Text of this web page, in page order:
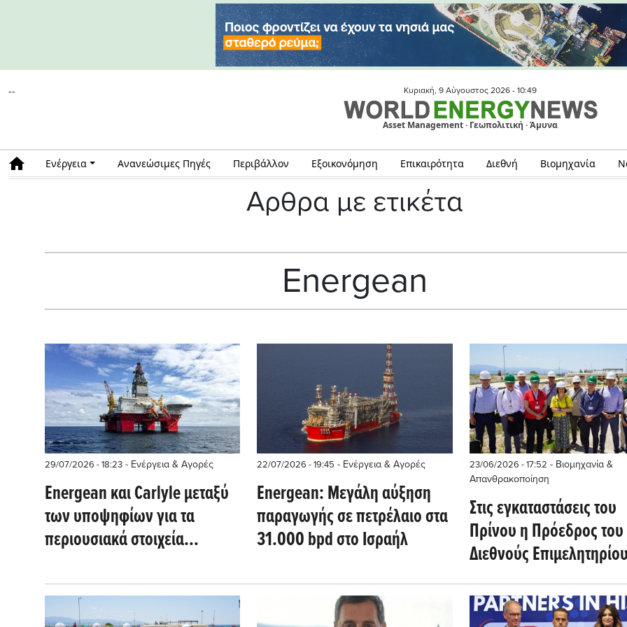
-- Κυριακή, 9 Αύγουστος 2026 - 10:49
Asset Management · Γεωπολιτική · Άμυνα
Ενέργεια Ανανεώσιμες Πηγές Περιβάλλον Εξοικονόμηση Επικαιρότητα Διεθνή Βιομηχανία
Αρθρα με ετικέτα
Energean
29/07/2026 - 18:23 - Ενέργεια & Αγορές
Energean και Carlyle μεταξύ
των υποψηφίων για τα
περιουσιακά στοιχεία
Αίγυπτο
22/07/2026 - 19:45 - Ενέργεια & Αγορές
Energean: Μεγάλη αύξηση
παραγωγής σε πετρέλαιο στα
31.000 bpd στο Ισραήλ
23/06/2026 - 17:52 - Βιομηχανία &
Απανθρακοποίηση
Στις εγκαταστάσεις του
Πρίνου η Πρόεδρος του
Διεθνούς
Μηχανικών Πετρελαίου